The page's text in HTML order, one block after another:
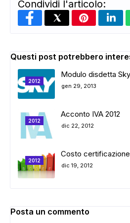
Condividi l'articolo:
Questi post potrebbero
2012
Modulo disdetta
gen 29, 2013
2012
Acconto IVA 2012
dic 22, 2012
2012
Costo
dic 19, 2012
Posta un commento